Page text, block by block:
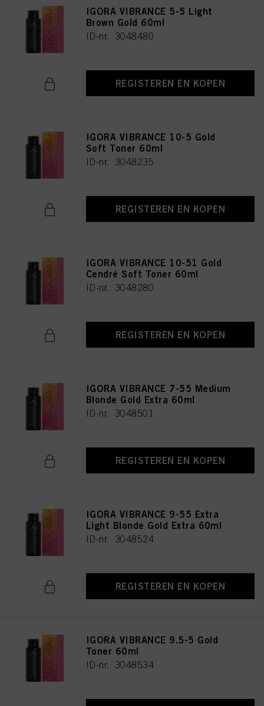
IGORA VIBRANCE 5-5 Light
Brown Gold 60ml
ID-nr. 3048480
REGISTEREN EN KOPEN
IGORA VIBRANCE 10-5 Gold
Soft Toner 60ml
ID-nr. 3048235
REGISTEREN EN KOPEN
IGORA VIBRANCE 10-51 Gold
Cendré Soft Toner 60ml
ID-nr. 3048280
REGISTEREN EN KOPEN
IGORA VIBRANCE 7-55 Medium
Blonde Gold Extra 60ml
ID-nr. 3048501
REGISTEREN EN KOPEN
IGORA VIBRANCE 9-55 Extra
Light Blonde Gold Extra 60ml
ID-nr. 3048524
REGISTEREN EN KOPEN
IGORA VIBRANCE 9.5-5 Gold
Toner 60ml
ID-nr. 3048534